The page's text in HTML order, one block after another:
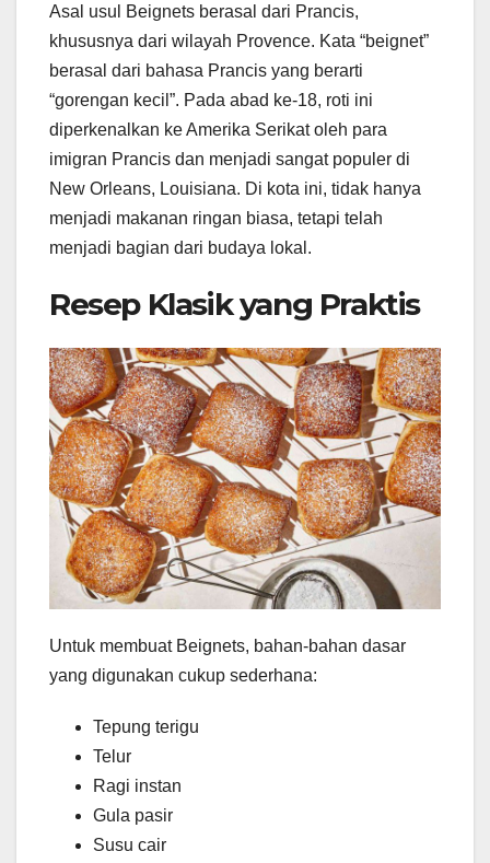
Asal usul Beignets berasal dari Prancis,
khususnya dari wilayah Provence. Kata “beignet”
berasal dari bahasa Prancis yang berarti
“gorengan kecil”. Pada abad ke-18, roti ini
diperkenalkan ke Amerika Serikat oleh para
imigran Prancis dan menjadi sangat populer di
New Orleans, Louisiana. Di kota ini, tidak hanya
menjadi makanan ringan biasa, tetapi telah
menjadi bagian dari budaya lokal.
Resep Klasik yang Praktis
Untuk membuat Beignets, bahan-bahan dasar
yang digunakan cukup sederhana:
Tepung terigu
Telur
Ragi instan
Gula pasir
Susu cair